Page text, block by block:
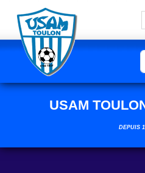
USAM
DEPUIS
Panneau de gestion des cookies